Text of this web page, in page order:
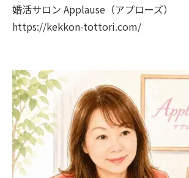
婚活サロン Applause（アプローズ）
https://kekkon-tottori.com/